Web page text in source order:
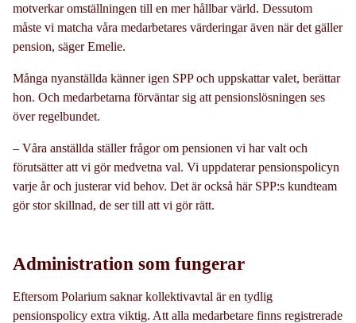
motverkar omställningen till en mer hållbar värld. Dessutom
måste vi matcha våra medarbetares värderingar även när det gäller
pension, säger Emelie.
Många nyanställda känner igen SPP och uppskattar valet, berättar
hon. Och medarbetarna förväntar sig att pensionslösningen ses
över regelbundet.
– Våra anställda ställer frågor om pensionen vi har valt och
förutsätter att vi gör medvetna val. Vi uppdaterar pensionspolicyn
varje år och justerar vid behov. Det är också här SPP:s kundteam
gör stor skillnad, de ser till att vi gör rätt.
Administration som fungerar
Eftersom Polarium saknar kollektivavtal är en tydlig
pensionspolicy extra viktig. Att alla medarbetare finns registrerade